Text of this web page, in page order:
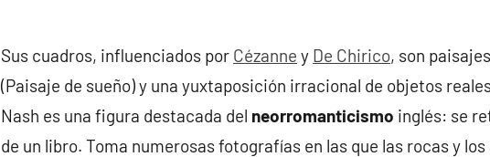
Sus cuadros, influenciados por Cézanne y De Chirico, son
(Paisaje de sueño) y una yuxtaposición irracional de objetos
Nash es una figura destacada del neorromanticismo inglés: se
de un libro. Toma numerosas fotografías en las que las rocas y